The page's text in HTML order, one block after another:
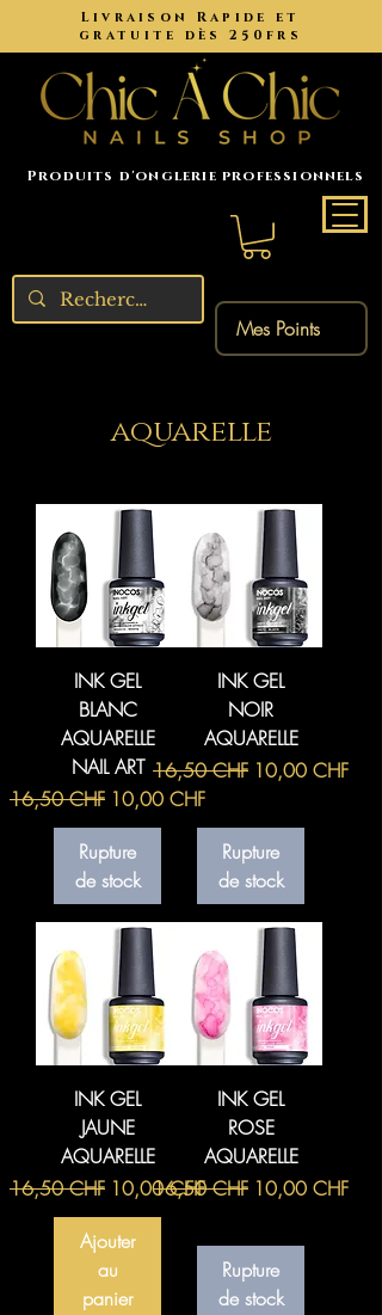
Livraison Rapide et
gratuite dès 250frs
Produits d'onglerie professionnels
Mes Points
aquarelle
INK GEL
BLANC
AQUARELLE
NAIL ART
Prix original
16,50 CHF Prix promotionnel
10,00 CHF
Rupture
de stock
INK GEL
NOIR
AQUARELLE
Prix original
16,50 CHF Prix promotionnel
10,00 CHF
Rupture
de stock
INK GEL
JAUNE
AQUARELLE
Prix original
16,50 CHF Prix promotionnel
10,00 CHF
Ajouter
au
panier
INK GEL
ROSE
AQUARELLE
Prix original
16,50 CHF Prix promotionnel
10,00 CHF
Rupture
de stock